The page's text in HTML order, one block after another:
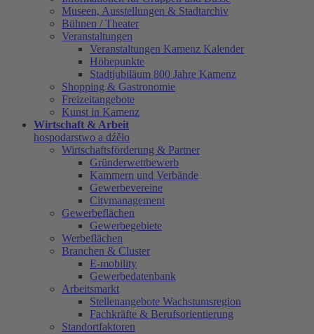
Museen, Ausstellungen & Stadtarchiv
Bühnen / Theater
Veranstaltungen
Veranstaltungen Kamenz Kalender
Höhepunkte
Stadtjubiläum 800 Jahre Kamenz
Shopping & Gastronomie
Freizeitangebote
Kunst in Kamenz
Wirtschaft & Arbeit
hospodarstwo a dźěło
Wirtschaftsförderung & Partner
Gründerwettbewerb
Kammern und Verbände
Gewerbevereine
Citymanagement
Gewerbeflächen
Gewerbegebiete
Werbeflächen
Branchen & Cluster
E-mobility
Gewerbedatenbank
Arbeitsmarkt
Stellenangebote Wachstumsregion
Fachkräfte & Berufsorientierung
Standortfaktoren